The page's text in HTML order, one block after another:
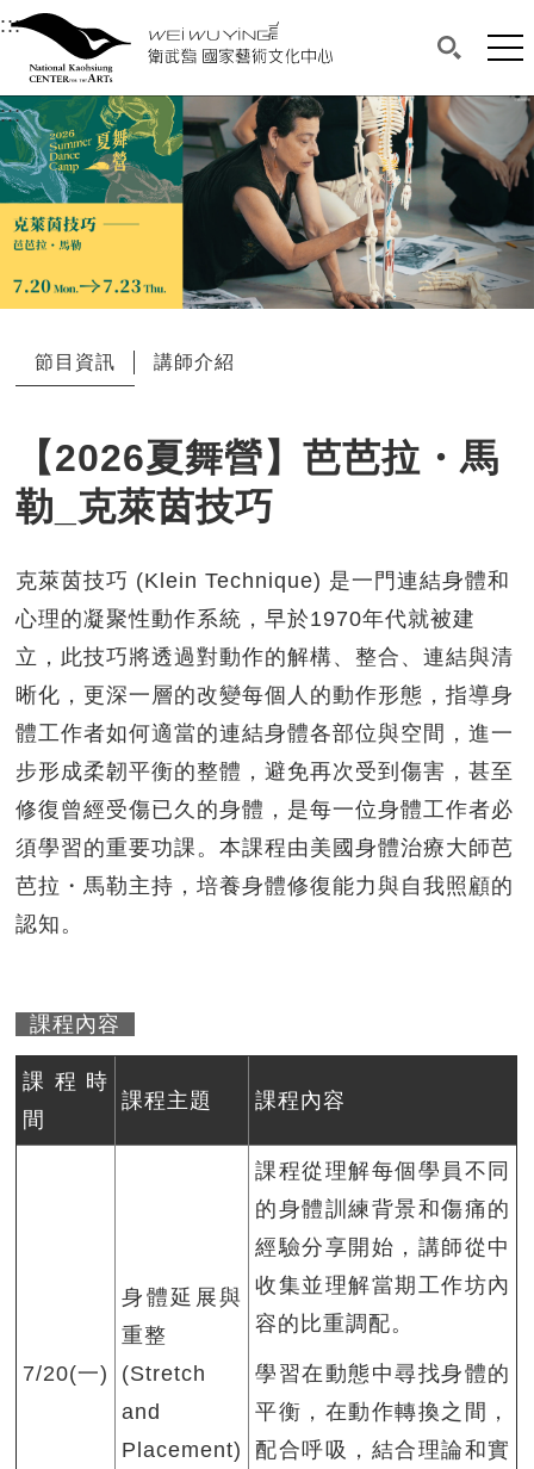
衛武營國家藝術文化中心
中央內容區塊，為本頁主要內容區。
:::選單連結區塊，此區塊列有本網站主要連結。
衛武營國家藝術文化中心
搜尋(開
網
:::中央內容區塊，為本頁主要內容區。
節目資訊 講師介紹
【2026夏舞營】芭芭拉・馬
勒_克萊茵技巧
克萊茵技巧 (Klein Technique) 是一門連結身體和
心理的凝聚性動作系統，早於1970年代就被建
立，此技巧將透過對動作的解構、整合、連結與清
晰化，更深一層的改變每個人的動作形態，指導身
體工作者如何適當的連結身體各部位與空間，進一
步形成柔韌平衡的整體，避免再次受到傷害，甚至
修復曾經受傷已久的身體，是每一位身體工作者必
須學習的重要功課。本課程由美國身體治療大師芭
芭拉・馬勒主持，培養身體修復能力與自我照顧的
認知。
課程內容
課程時
間
課程主題 課程內容
7/20(一)
身體延展與
重整
(Stretch
and
Placement)
課程從理解每個學員不同
的身體訓練背景和傷痛的
經驗分享開始，講師從中
收集並理解當期工作坊內
容的比重調配。
學習在動態中尋找身體的
平衡，在動作轉換之間，
配合呼吸，結合理論和實